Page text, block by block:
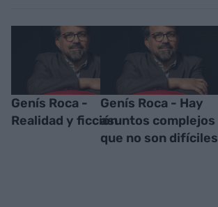
Genís Roca -
Realidad y ficción
Genís Roca - Hay
asuntos complejos
que no son difíciles